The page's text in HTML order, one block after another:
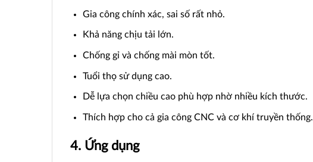
Gia công chính xác, sai số rất nhỏ.
Khả năng chịu tải lớn.
Chống gỉ và chống mài mòn tốt.
Tuổi thọ sử dụng cao.
Dễ lựa chọn chiều cao phù hợp nhờ nhiều kích thước.
Thích hợp cho cả gia công CNC và cơ khí truyền thống.
4. Ứng dụng